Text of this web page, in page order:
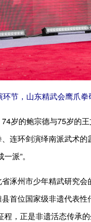
，山东精武会鹰爪拳
的鲍宗德与75岁的王
连环剑演绎南派武术
派”。
州市少年精武研究会
首位国家级非遗代表
，正是非遗活态传承的